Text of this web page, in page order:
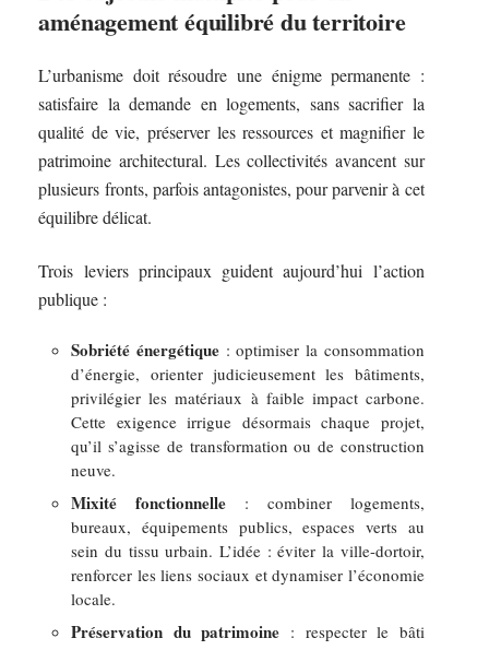
aménagement équilibré du territoire
L’urbanisme doit résoudre une énigme permanente :
satisfaire la demande en logements, sans sacrifier la
qualité de vie, préserver les ressources et magnifier le
patrimoine architectural. Les collectivités avancent sur
plusieurs fronts, parfois antagonistes, pour parvenir à cet
équilibre délicat.
Trois leviers principaux guident aujourd’hui l’action
publique :
Sobriété énergétique : optimiser la consommation
d’énergie, orienter judicieusement les bâtiments,
privilégier les matériaux à faible impact carbone.
Cette exigence irrigue désormais chaque projet,
qu’il s’agisse de transformation ou de construction
neuve.
Mixité fonctionnelle : combiner logements,
bureaux, équipements publics, espaces verts au
sein du tissu urbain. L’idée : éviter la ville-dortoir,
renforcer les liens sociaux et dynamiser l’économie
locale.
Préservation du patrimoine : respecter le bâti